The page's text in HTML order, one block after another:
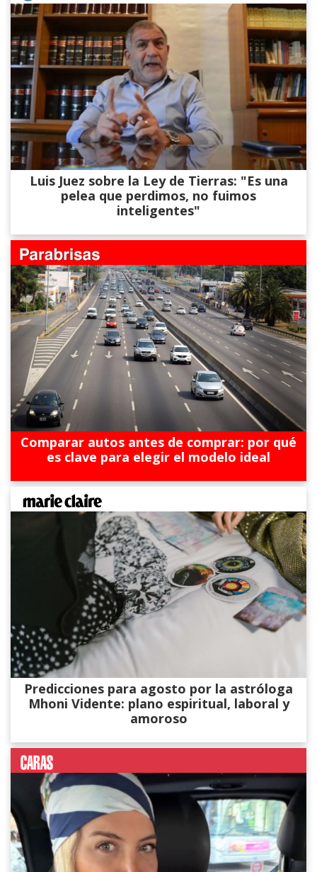
Luis Juez sobre la Ley de Tierras: "Es una
pelea que perdimos, no fuimos
inteligentes"
Comparar autos antes de comprar: por qué
es clave para elegir el modelo ideal
Predicciones para agosto por la astróloga
Mhoni Vidente: plano espiritual, laboral y
amoroso